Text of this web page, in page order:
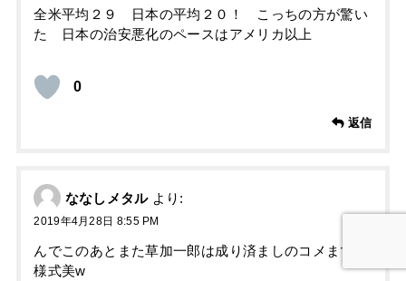
全米平均２９ 日本の平均２０！ こっちの方が驚い
た 日本の治安悪化のペースはアメリカ以上
0
返信
ななしメタル より:
2019年4月28日 8:55 PM
んでこのあとまた草加一郎は成り済ましのコメまでが
様式美w